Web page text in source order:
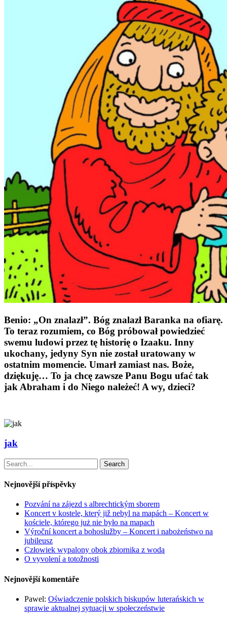
Benio: „On znalazł”. Bóg znalazł Baranka na ofiarę.
To teraz rozumiem, co Bóg próbował powiedzieć
swemu ludowi przez tę historię o Izaaku. Inny
ukochany, jedyny Syn nie został uratowany w
ostatnim momencie. Umarł zamiast nas. Boże,
dziękuję… To ja chcę zawsze Panu Bogu ufać tak
jak Abraham i do Niego należeć! A wy, dzieci?
jak
Search
Nejnovější příspěvky
Pozvání na zájezd s albrechtickým sborem
Koncert v kostele, který již nebyl na mapách – Koncert w
kościele, którego już nie było na mapach
Výroční koncert a bohoslužby – Koncert i nabożeństwo na
jubileusz
Człowiek wypalony obok zbiornika z wodą
O vyvolení a totožnosti
Nejnovější komentáře
Pawel: Oświadczenie polskich biskupów luterańskich w
sprawie aktualnej sytuacji w społeczeństwie